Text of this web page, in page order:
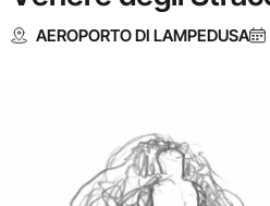
AEROPORTO DI LAMPEDUSA